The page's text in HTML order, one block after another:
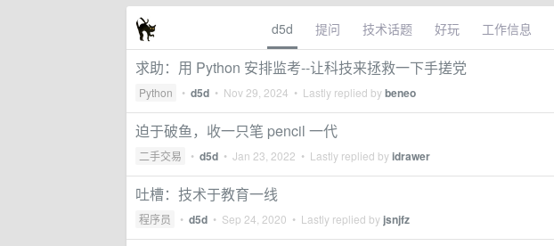
d5d 提问 技术话题 好玩 工作信息
求助：用 Python 安排监考--让科技来拯救一下手搓党
Python • d5d • Nov 29, 2024 • Lastly replied bybeneo
迫于破鱼，收一只笔 pencil 一代
二手交易 • d5d • Jan 23, 2022 • Lastly replied byidrawer
吐槽：技术于教育一线
程序员 • d5d • Sep 24, 2020 • Lastly replied by jsnjfz